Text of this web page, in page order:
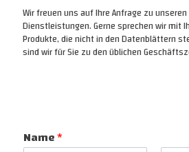
Wir freuen uns auf Ihre Anfrage zu
Dienstleistungen. Gerne sprechen wir mit
Produkte, die nicht in den Datenblättern
sind wir für Sie zu den üblichen
Name*